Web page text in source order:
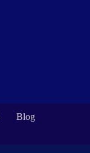
Blog